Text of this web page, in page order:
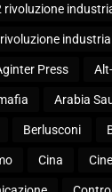
rivoluzione
Press
Arabia
Berlusconi
Cina